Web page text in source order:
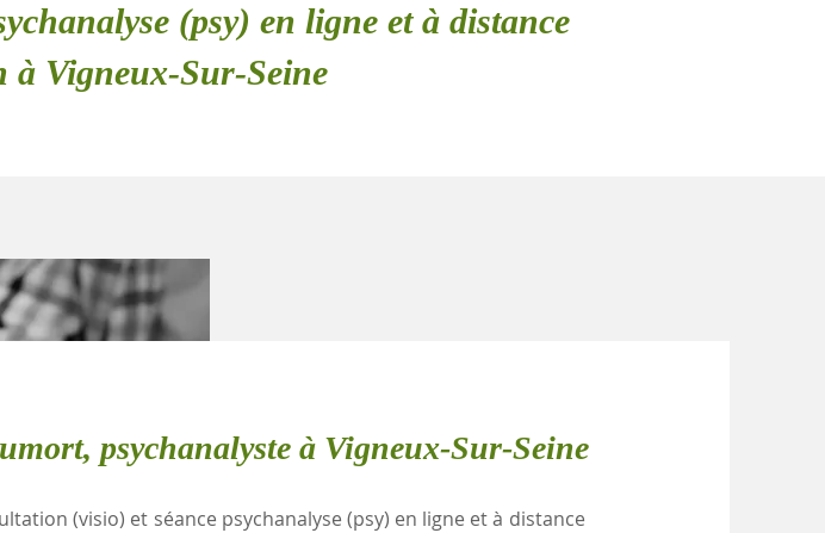
(psy) en ligne et à distance
à Vigneux-Sur-Seine
psychanalyste à Vigneux-Sur-Seine
(visio) et séance psychanalyse (psy) en ligne et à distance